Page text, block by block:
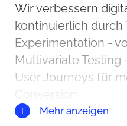
Wir verbessern
kontinuierlich durch
Experimentation -
Multivariate
User Journeys für
Conversion.
Mehr anzeigen